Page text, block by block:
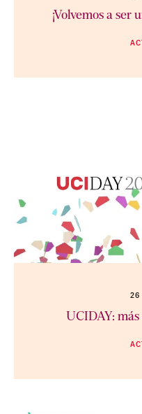
¡Volvemos a ser
26
UCIDAY: